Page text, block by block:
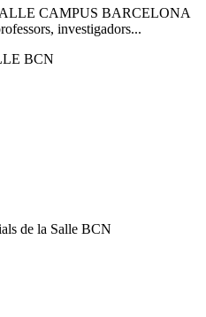
CAMPUS BARCELONA
investigadors...
BCN
de la Salle BCN